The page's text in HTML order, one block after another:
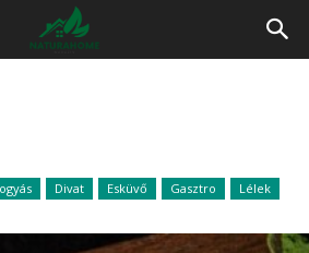
Divat Esküvő Gasztro Lélek